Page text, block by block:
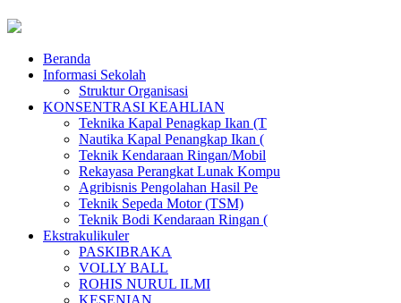
Beranda
Informasi Sekolah
Struktur Organisasi
KONSENTRASI KEAHLIAN
Teknika Kapal Penagkap Ikan (T
Nautika Kapal Penangkap Ikan (
Teknik Kendaraan Ringan/Mobil
Rekayasa Perangkat Lunak Kompu
Agribisnis Pengolahan Hasil Pe
Teknik Sepeda Motor (TSM)
Teknik Bodi Kendaraan Ringan (
Ekstrakulikuler
PASKIBRAKA
VOLLY BALL
ROHIS NURUL ILMI
KESENIAN